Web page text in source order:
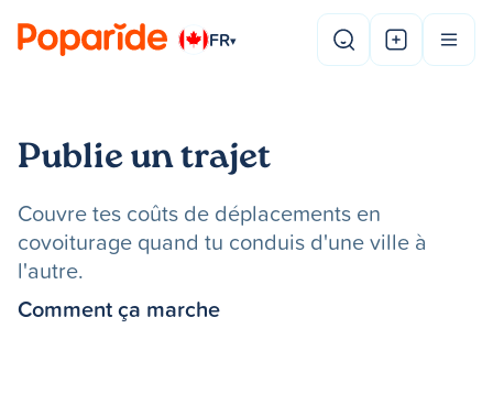
FR▾
Publie un trajet
Couvre tes coûts de déplacements en
covoiturage quand tu conduis d'une ville à
l'autre.
Comment ça marche